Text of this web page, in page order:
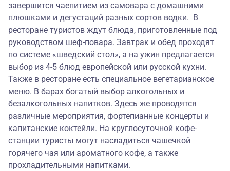
завершится чаепитием из самовара с домашними
плюшками и дегустаций разных сортов водки. В
ресторане туристов ждут блюда, приготовленные под
руководством шеф-повара. Завтрак и обед проходят
по системе «шведский стол», а на ужин предлагается
выбор из 4-5 блюд европейской или русской кухни.
Также в ресторане есть специальное вегетарианское
меню. В барах богатый выбор алкогольных и
безалкогольных напитков. Здесь же проводятся
различные мероприятия, фортепианные концерты и
капитанские коктейли. На круглосуточной кофе-
станции туристы могут насладиться чашечкой
горячего чая или ароматного кофе, а также
прохладительными напитками.